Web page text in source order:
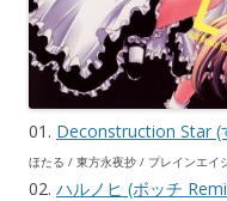
01. Deconstruction Star (
ほたる / 東方永夜抄 / プレインエイ
02. ハルノヒ (ボッチ